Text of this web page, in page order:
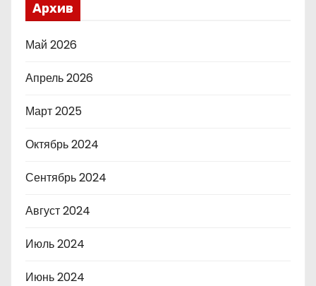
Архив
Май 2026
Апрель 2026
Март 2025
Октябрь 2024
Сентябрь 2024
Август 2024
Июль 2024
Июнь 2024